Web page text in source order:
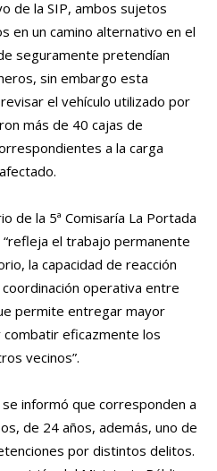
de la SIP, ambos sujetos
en un camino alternativo en el
seguramente pretendían
sin embargo esta
el vehículo utilizado por
más de 40 cajas de
a la carga
de la 5ª Comisaría La Portada
el trabajo permanente
la capacidad de reacción
operativa entre
permite entregar mayor
combatir eficazmente los
vecinos”.
informó que corresponden a
de 24 años, además, uno de
por distintos delitos.